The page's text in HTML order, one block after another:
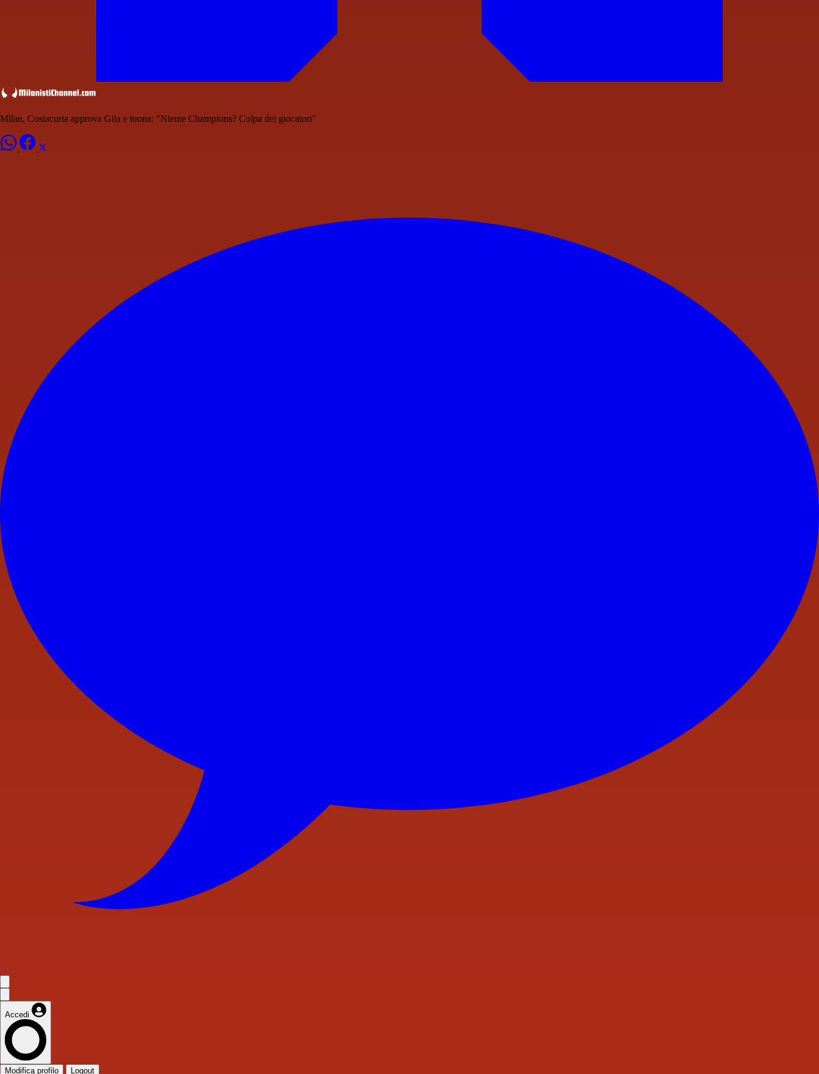
Milan, Costacurta approva Gila e tuona: "Niente Champions? Colpa dei giocatori"
Accedi
Modifica profilo Logout